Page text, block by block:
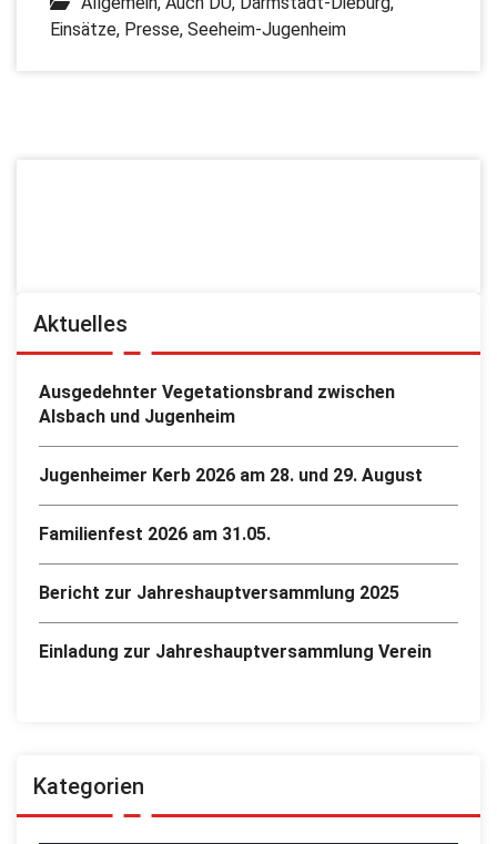
Einsätze, Presse, Seeheim-Jugenheim
Aktuelles
Ausgedehnter Vegetationsbrand zwischen
Alsbach und Jugenheim
Jugenheimer Kerb 2026 am 28. und 29. August
Familienfest 2026 am 31.05.
Bericht zur Jahreshauptversammlung 2025
Einladung zur Jahreshauptversammlung Verein
Kategorien